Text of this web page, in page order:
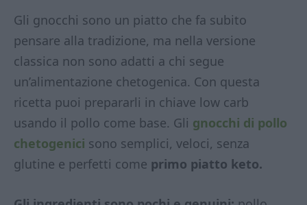
Gli gnocchi sono un piatto che fa subito
pensare alla tradizione, ma nella versione
classica non sono adatti a chi segue
un’alimentazione chetogenica. Con questa
ricetta puoi prepararli in chiave low carb
usando il pollo come base. Gli gnocchi di pollo
chetogenici sono semplici, veloci, senza
glutine e perfetti come primo piatto keto.